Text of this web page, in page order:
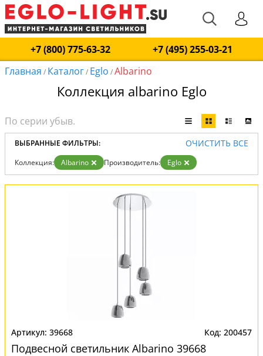
+7 (800) 775-63-32
+7 (495) 255-03-21
Главная / Каталог/ Eglo /Albarino
Коллекция albarino Eglo
ВЫБРАННЫЕ ФИЛЬТРЫ: ОЧИСТИТЬ ВСЕ
Коллекция: Albarino Производитель: Eglo
39668 200457
Подвесной светильник Albarino 39668